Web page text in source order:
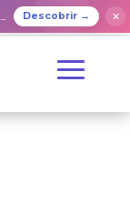
Descobrir → ✕